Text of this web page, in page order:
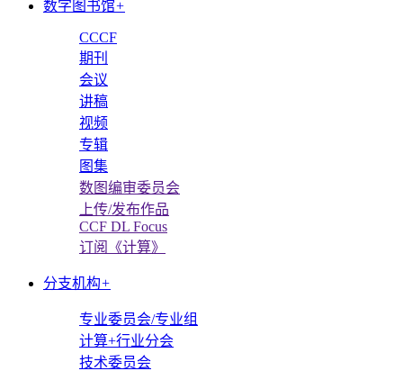
数字图书馆+
CCCF
期刊
会议
讲稿
视频
专辑
图集
数图编审委员会
上传/发布作品
CCF DL Focus
订阅《计算》
分支机构+
专业委员会/专业组
计算+行业分会
技术委员会